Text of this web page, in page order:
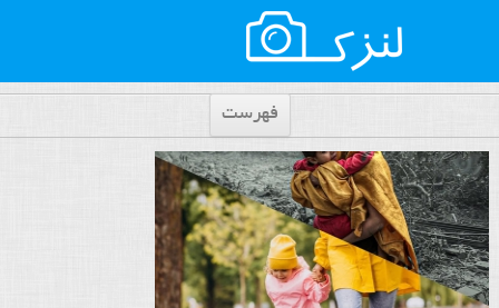
فهرست